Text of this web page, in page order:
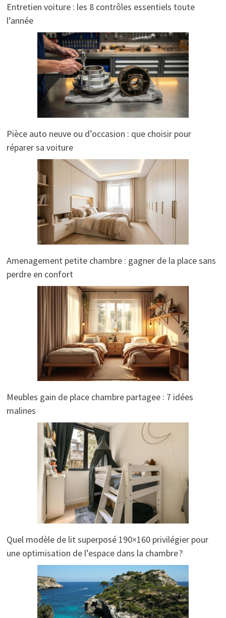
Entretien voiture : les 8 contrôles essentiels toute
l’année
Pièce auto neuve ou d’occasion : que choisir pour
réparer sa voiture
Amenagement petite chambre : gagner de la place sans
perdre en confort
Meubles gain de place chambre partagee : 7 idées
malines
Quel modèle de lit superposé 190×160 privilégier pour
une optimisation de l’espace dans la chambre ?